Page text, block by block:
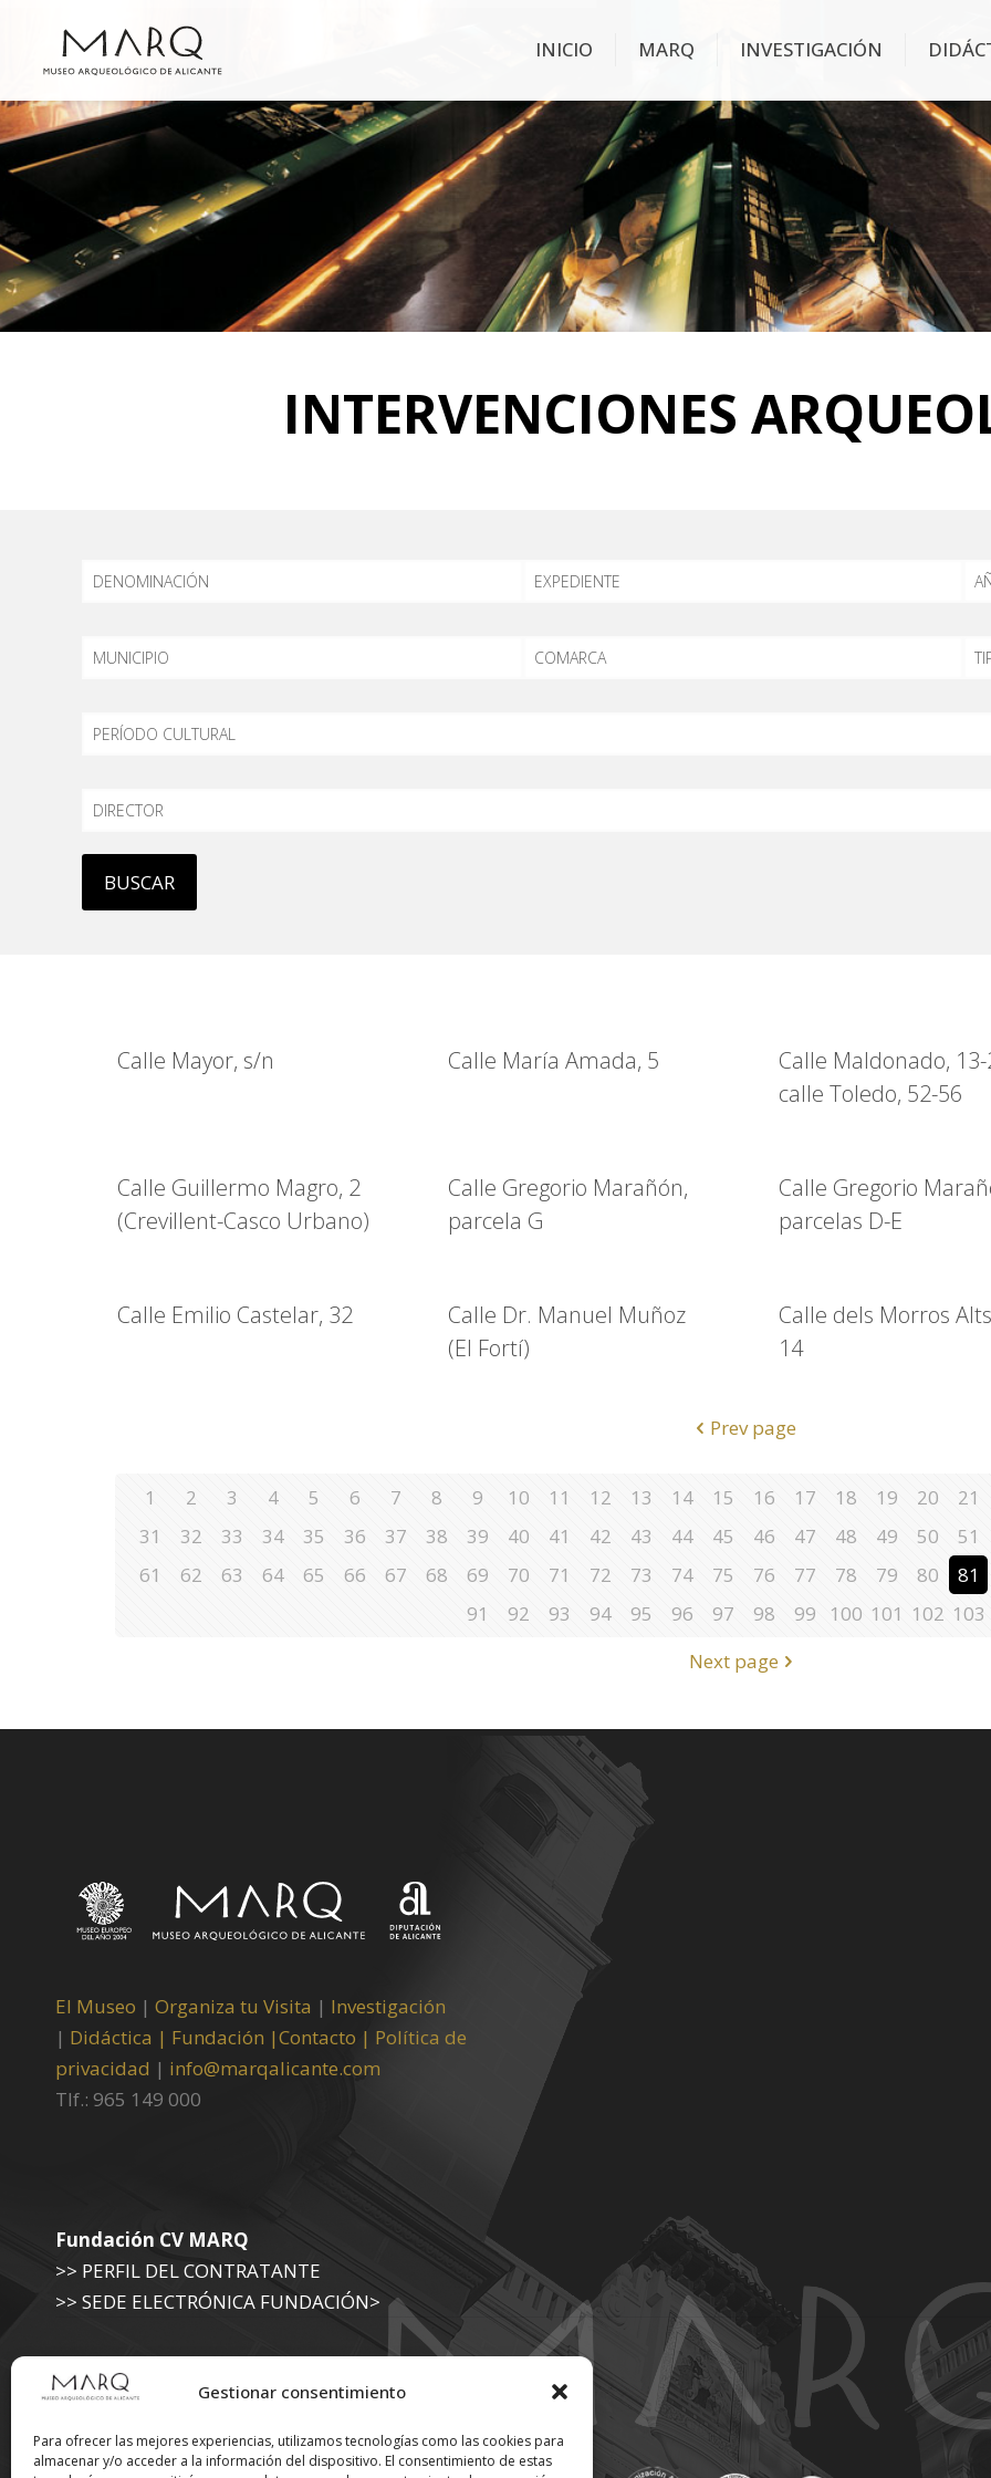
Gestionar consentimiento
Para ofrecer las mejores experiencias, utilizamos tecnologías como las cookies para
almacenar y/o acceder a la información del dispositivo. El consentimiento de estas
INICIO MARQ INVESTIGACIÓN
INTERVENCIONES
DENOMINACIÓN EXPEDIENTE
MUNICIPIO COMARCA
PERÍODO
DIRECTOR
BUSCAR
Calle Mayor, s/n Calle María Amada, 5
Calle Maldonado,
calle Toledo, 52-56
Calle Guillermo Magro, 2
(Crevillent-Casco Urbano)
Calle Gregorio Marañón,
parcela G
Calle Gregorio
parcelas D-E
Calle Emilio Castelar, 32
Calle Dr. Manuel Muñoz
(El Fortí)
Calle dels Morros
14
Prev page
1 2 3 4 5 6 7 8 9 10 11 12 13 14 15 16 17 18 19 20
21
31
32 33 34 35 36 37 38 39 40 41 42 43 44 45 46 47 48 49 50
51
61
62 63 64 65 66 67 68 69 70 71 72 73 74 75 76 77 78 79 80
81
91
92 93 94 95 96 97 98 99 100 101 102 103
Next page
El Museo | Organiza tu Visita | Investigación
| Didáctica | Fundación |Contacto | Política de
privacidad | info@marqalicante.com
Tlf.: 965 149 000
Fundación CV MARQ
>> PERFIL DEL CONTRATANTE
>> SEDE ELECTRÓNICA FUNDACIÓN>
>> SEDE ELECTRÓNICA DIPUTACIÓN